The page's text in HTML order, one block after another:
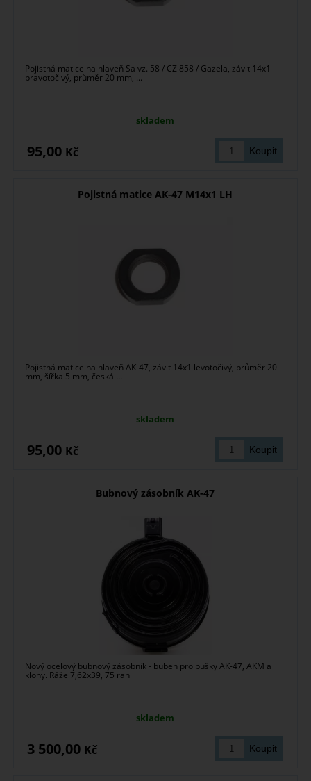
Pojistná matice na hlaveň Sa vz. 58 / CZ 858 / Gazela, závit 14x1
pravotočivý, průměr 20 mm, ...
skladem
95,00 Kč
Pojistná matice AK-47 M14x1 LH
Pojistná matice na hlaveň AK-47, závit 14x1 levotočivý, průměr 20
mm, šířka 5 mm, česká ...
skladem
95,00 Kč
Bubnový zásobník AK-47
Nový ocelový bubnový zásobník - buben pro pušky AK-47, AKM a
klony. Ráže 7,62x39, 75 ran
skladem
3 500,00 Kč